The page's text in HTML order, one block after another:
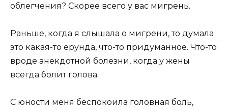
облегчения? Скорее всего у вас мигрень.
Раньше, когда я слышала о мигрени, то думала
это какая-то ерунда, что-то придуманное. Что-то
вроде анекдотной болезни, когда у жены
всегда болит голова.
С юности меня беспокоила головная боль,